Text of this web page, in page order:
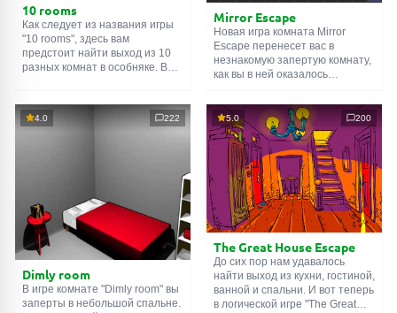
10 rooms
Как следует из названия игры
"10 rooms", здесь вам
предстоит найти выход из 10
разных комнат в особняке. В
их, чтобы выйти. Выход из
одной комнаты является
Mirror Escape
Новая игра комната Mirror
Escape перенесет вас в
незнакомую запертую комнату,
как вы в ней оказалось
смекалки попробуйте решить
все, приготовленные авторами
для вас, головоломки и найти
выход на свободу.
Внимательно осмотрите
помещение, возможно вы
сможете найти какие-нибудь
подсказки. Желаем удачи!
4.0 222
Dimly room
В игре комнате "Dimly room" вы
заперты в небольшой спальне.
5.0 200
The Great House Escape
До сих пор нам удавалось
найти выход из кухни, гостиной,
ванной и спальни. И вот теперь
в логической игре "The Great